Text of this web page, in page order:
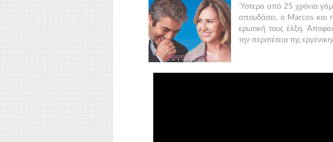
Ύστερα από 25 χρόνια
σπουδάσει, ο Marcos και
ερωτική τους έλξη.
την περιπέτεια της